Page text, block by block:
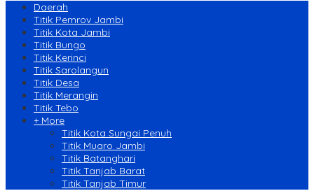
Daerah
Titik Pemrov Jambi
Titik Kota Jambi
Titik Bungo
Titik Kerinci
Titik Sarolangun
Titik Desa
Titik Merangin
Titik Tebo
+ More
Titik Kota Sungai Penuh
Titik Muaro Jambi
Titik Batanghari
Titik Tanjab Barat
Titik Tanjab Timur